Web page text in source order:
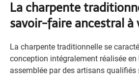
La charpente
savoir-faire ancestral à
La charpente traditionnelle se
conception intégralement réalisée
assemblée par des artisans qualifiés